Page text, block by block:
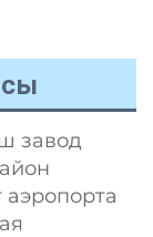
завод